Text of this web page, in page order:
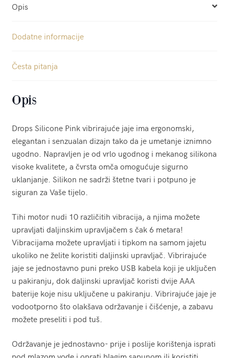
Opis
Dodatne informacije
Česta pitanja
Opis
Drops Silicone Pink vibrirajuće jaje ima ergonomski,
elegantan i senzualan dizajn tako da je umetanje iznimno
ugodno. Napravljen je od vrlo ugodnog i mekanog silikona
visoke kvalitete, a čvrsta omča omogućuje sigurno
uklanjanje. Silikon ne sadrži štetne tvari i potpuno je
siguran za Vaše tijelo.
Tihi motor nudi 10 različitih vibracija, a njima možete
upravljati daljinskim upravljačem s čak 6 metara!
Vibracijama možete upravljati i tipkom na samom jajetu
ukoliko ne želite koristiti daljinski upravljač. Vibrirajuće
jaje se jednostavno puni preko USB kabela koji je uključen
u pakiranju, dok daljinski upravljač koristi dvije AAA
baterije koje nisu uključene u pakiranju. Vibrirajuće jaje je
vodootporno što olakšava održavanje i čišćenje, a zabavu
možete preseliti i pod tuš.
Održavanje je jednostavno- prije i poslije korištenja isprati
pod mlazom vode i oprati blagim sapunom ili koristiti